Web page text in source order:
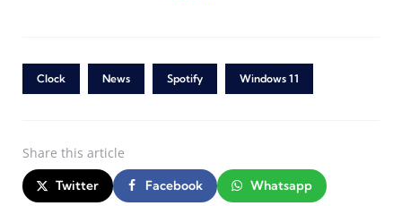
Clock News Spotify Windows 11
Share this article
Twitter Facebook Whatsapp